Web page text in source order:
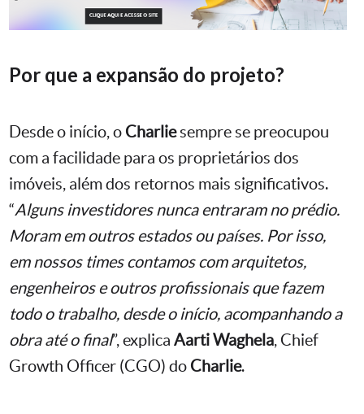
Por que a expansão do projeto?
Desde o início, o Charliesempre se preocupou
com a facilidade para os proprietários dos
imóveis, além dos retornos mais significativos.
“Alguns investidores nunca entraram no prédio.
Moram em outros estados ou países. Por isso,
em nossos times contamos com arquitetos,
engenheiros e outros profissionais que fazem
todo o trabalho, desde o início, acompanhando a
obra até o final”, explica Aarti Waghela, Chief
Growth Officer (CGO) do Charlie.